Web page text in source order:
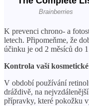
K prevenci chrono- a
letech. Připomeňme, že
účinku je od 2 měsíců do
Kontrola vaší
V období používání
dráždivě, na
přípravky, které pokožku